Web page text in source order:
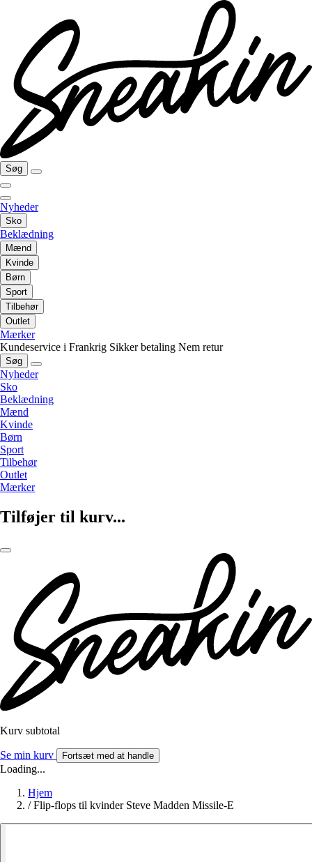
Søg
Nyheder
Sko
Beklædning
Mænd
Kvinde
Børn
Sport
Tilbehør
Outlet
Mærker
Kundeservice i Frankrig Sikker betaling Nem retur
Søg
Nyheder
Sko
Beklædning
Mænd
Kvinde
Børn
Sport
Tilbehør
Outlet
Mærker
Tilføjer til kurv...
Kurv subtotal
Se min kurv Fortsæt med at handle
Loading...
Hjem
/ Flip-flops til kvinder Steve Madden Missile-E